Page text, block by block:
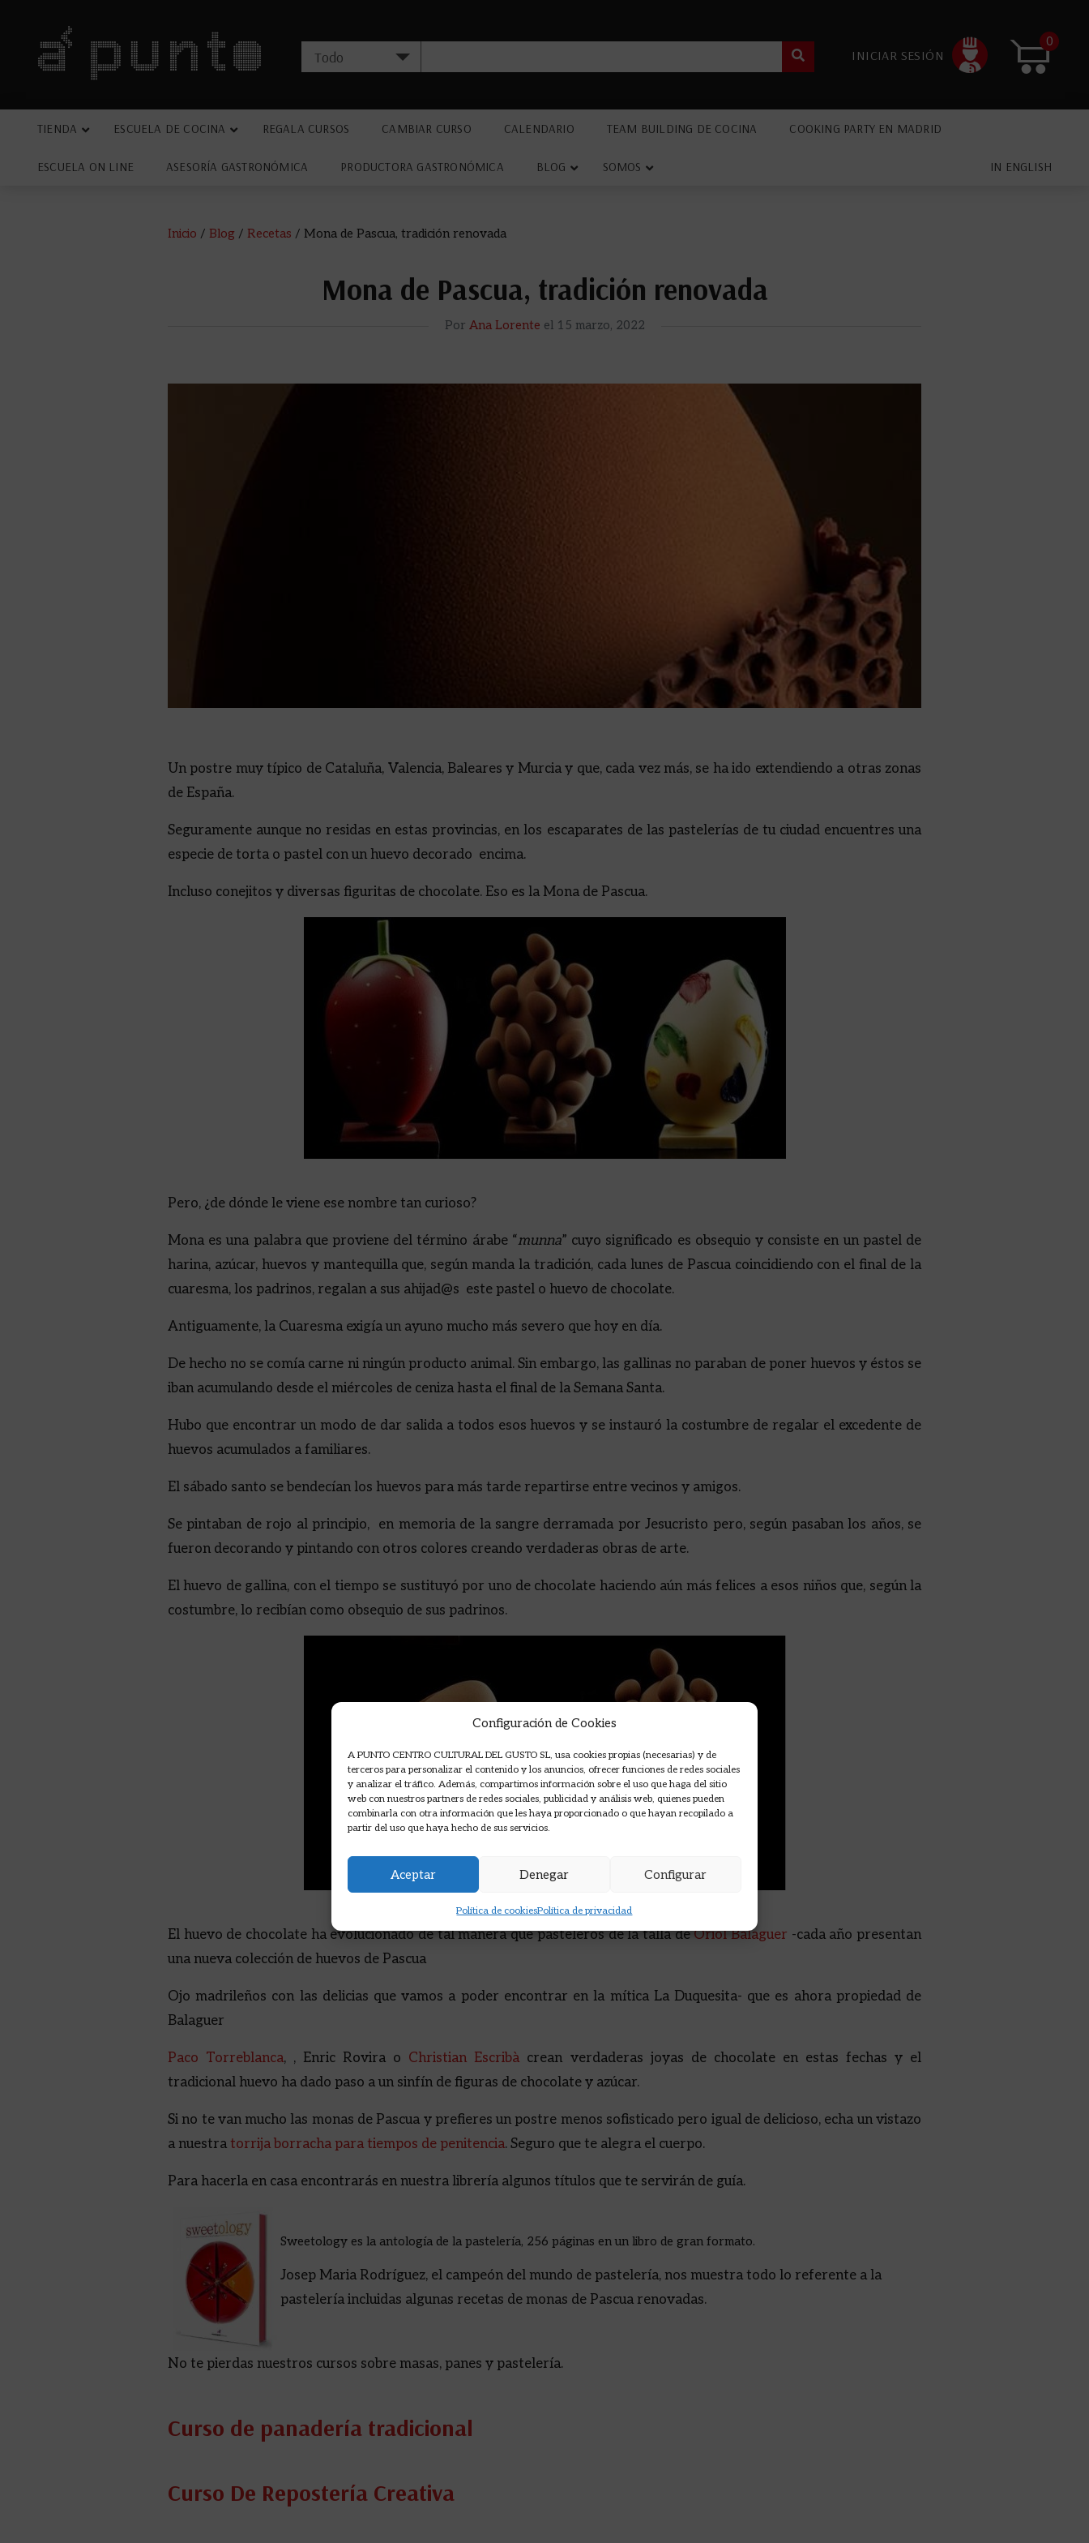
Configuración de Cookies
A PUNTO CENTRO CULTURAL DEL GUSTO SL, usa cookies propias (necesarias) y de
terceros para personalizar el contenido y los anuncios, ofrecer funciones de redes sociales
y analizar el tráfico. Además, compartimos información sobre el uso que haga del sitio
web con nuestros partners de redes sociales, publicidad y análisis web, quienes pueden
combinarla con otra información que les haya proporcionado o que hayan recopilado a
partir del uso que haya hecho de sus servicios.
Aceptar Denegar Configurar
Política de cookiesPolítica de privacidad
INICIAR SESIÓN
0
TIENDA ESCUELA DE COCINA REGALA CURSOS CAMBIAR CURSO CALENDARIO TEAM BUILDING DE COCINA COOKING PARTY EN MADRID
ESCUELA ON LINE ASESORÍA GASTRONÓMICA PRODUCTORA GASTRONÓMICA BLOG SOMOS IN ENGLISH
Inicio / Blog / Recetas / Mona de Pascua, tradición renovada
Mona de Pascua, tradición renovada
Por Ana Lorente el 15 marzo, 2022
Un postre muy típico de Cataluña, Valencia, Baleares y Murcia y que, cada vez más, se ha ido extendiendo a otras zonas
de España.
Seguramente aunque no residas en estas provincias, en los escaparates de las pastelerías de tu ciudad encuentres una
especie de torta o pastel con un huevo decorado encima.
Incluso conejitos y diversas figuritas de chocolate. Eso es la Mona de Pascua.
Pero, ¿de dónde le viene ese nombre tan curioso?
Mona es una palabra que proviene del término árabe “munna” cuyo significado es obsequio y consiste en un pastel de
harina, azúcar, huevos y mantequilla que, según manda la tradición, cada lunes de Pascua coincidiendo con el final de la
cuaresma, los padrinos, regalan a sus ahijad@s este pastel o huevo de chocolate.
Antiguamente, la Cuaresma exigía un ayuno mucho más severo que hoy en día.
De hecho no se comía carne ni ningún producto animal. Sin embargo, las gallinas no paraban de poner huevos y éstos se
iban acumulando desde el miércoles de ceniza hasta el final de la Semana Santa.
Hubo que encontrar un modo de dar salida a todos esos huevos y se instauró la costumbre de regalar el excedente de
huevos acumulados a familiares.
El sábado santo se bendecían los huevos para más tarde repartirse entre vecinos y amigos.
Se pintaban de rojo al principio, en memoria de la sangre derramada por Jesucristo pero, según pasaban los años, se
fueron decorando y pintando con otros colores creando verdaderas obras de arte.
El huevo de gallina, con el tiempo se sustituyó por uno de chocolate haciendo aún más felices a esos niños que, según la
costumbre, lo recibían como obsequio de sus padrinos.
El huevo de chocolate ha evolucionado de tal manera que pasteleros de la talla deOriol Balaguer -cada año presentan
una nueva colección de huevos de Pascua
Ojo madrileños con las delicias que vamos a poder encontrar en la mítica La Duquesita- que es ahora propiedad de
Balaguer
Paco Torreblanca, , Enric Rovira o Christian Escribà crean verdaderas joyas de chocolate en estas fechas y el
tradicional huevo ha dado paso a un sinfín de figuras de chocolate y azúcar.
Si no te van mucho las monas de Pascua y prefieres un postre menos sofisticado pero igual de delicioso, echa un vistazo
a nuestra torrija borracha para tiempos de penitencia. Seguro que te alegra el cuerpo.
Para hacerla en casa encontrarás en nuestra librería algunos títulos que te servirán de guía.
Sweetology es la antología de la pastelería, 256 páginas en un libro de gran formato.
Josep Maria Rodríguez, el campeón del mundo de pastelería, nos muestra todo lo referente a la
pastelería incluidas algunas recetas de monas de Pascua renovadas.
No te pierdas nuestros cursos sobre masas, panes y pastelería.
Curso de panadería tradicional
Curso De Repostería Creativa